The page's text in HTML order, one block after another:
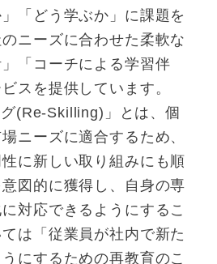
「どう学ぶか」に課題を
ニーズに合わせた柔軟な
「コーチによる学習伴
スを提供しています。
(Re-Skilling)」とは、個
ニーズに適合するため、
に新しい取り組みにも順
図的に獲得し、自身の専
対応できるようにするこ
は「従業員が社内で新た
にするための再教育のこ